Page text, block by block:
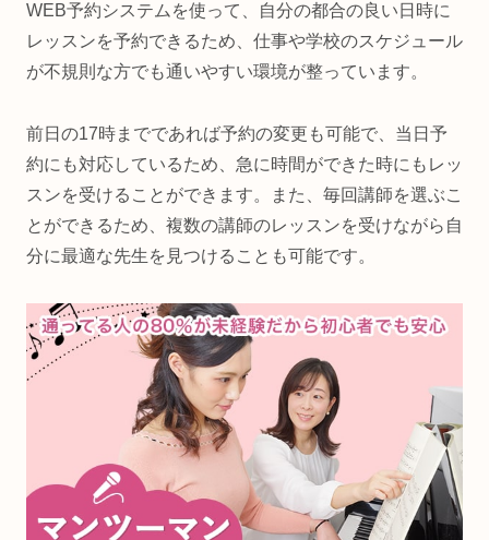
WEB予約システムを使って、自分の都合の良い日時に
レッスンを予約できるため、仕事や学校のスケジュール
が不規則な方でも通いやすい環境が整っています。
前日の17時までであれば予約の変更も可能で、当日予
約にも対応しているため、急に時間ができた時にもレッ
スンを受けることができます。また、毎回講師を選ぶこ
とができるため、複数の講師のレッスンを受けながら自
分に最適な先生を見つけることも可能です。